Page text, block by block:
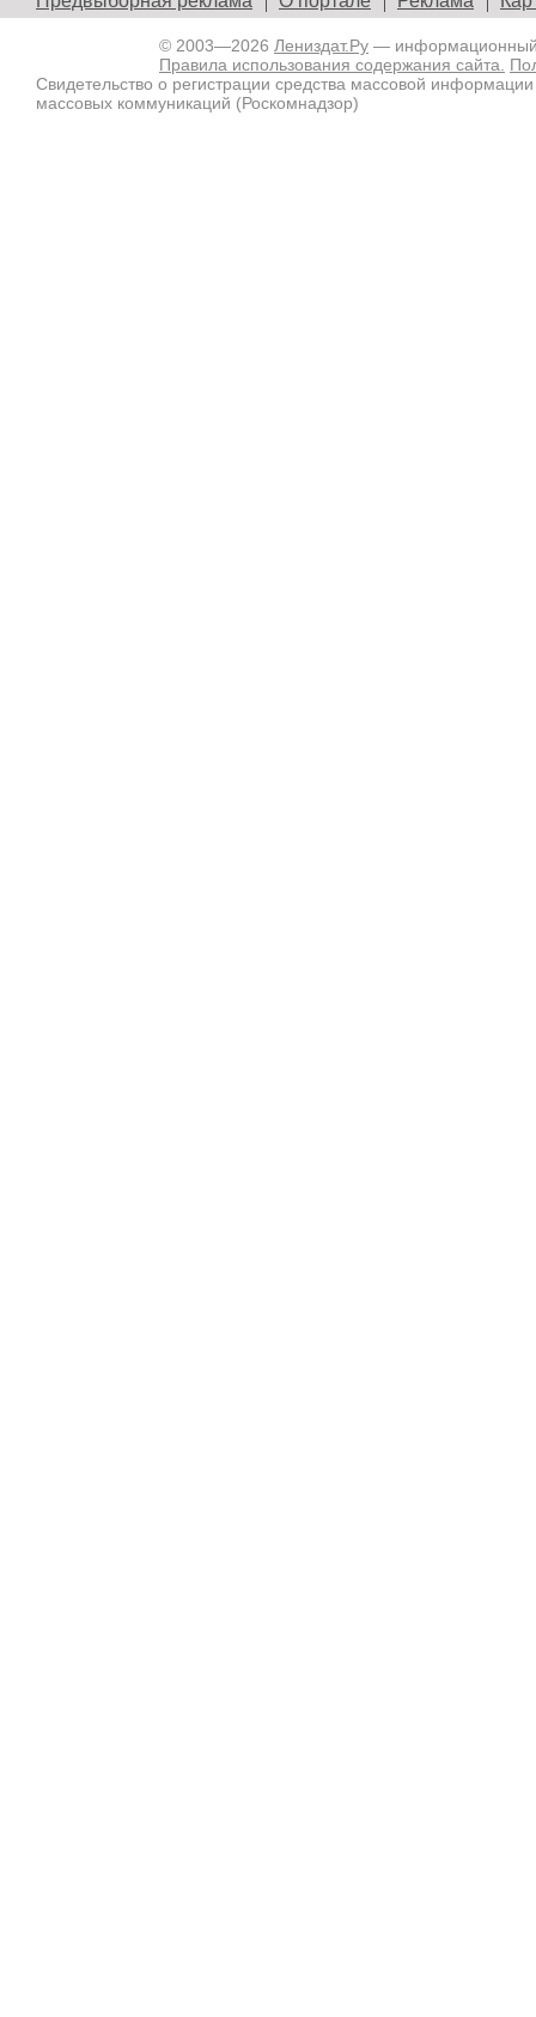
© 2003—2026 Лениздат.Ру — информационный
Правила использования содержания сайта.
Свидетельство о регистрации средства массовой
массовых коммуникаций (Роскомнадзор)